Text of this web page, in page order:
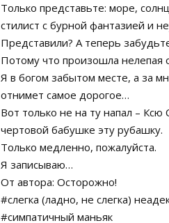
Только представьте: море,
стилист с бурной фантазией и
Представили? А теперь
Потому что произошла нелепая
Я в богом забытом месте, а за
отнимет самое дорогое…
Вот только не на ту напал –
чертовой бабушке эту рубашку.
Только медленно, пожалуйста.
Я записываю…
От автора: Осторожно!
#cлегка (ладно, не слегка)
#симпатичный маньяк